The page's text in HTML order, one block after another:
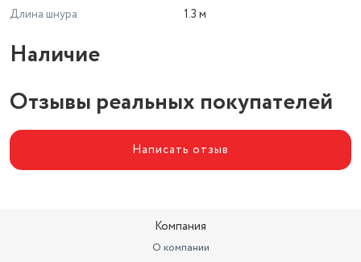
Длина шнура
1.3 м
Наличие
Отзывы реальных покупателей
Написать отзыв
Компания
О компании